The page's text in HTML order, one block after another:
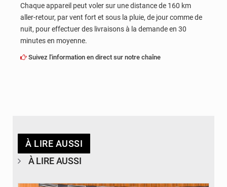
Chaque appareil peut voler sur une distance de 160 km
aller-retour, par vent fort et sous la pluie, de jour comme de
nuit, pour effectuer des livraisons à la demande en 30
minutes en moyenne.
Suivez l'information en direct sur notre chaîne
À LIRE AUSSI
À LIRE AUSSI